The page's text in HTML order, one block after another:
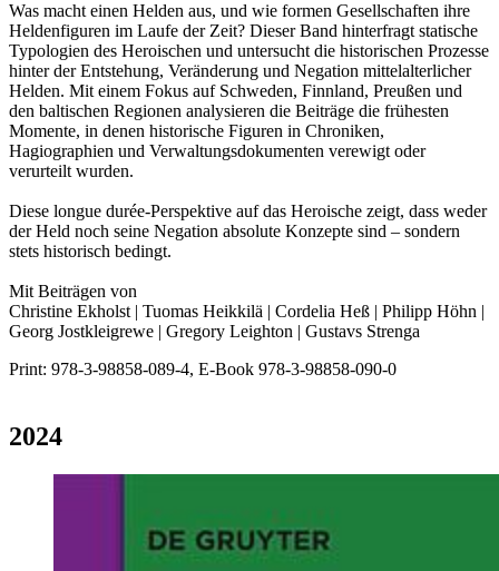
Was macht einen Helden aus, und wie formen Gesellschaften ihre
Heldenfiguren im Laufe der Zeit? Dieser Band hinterfragt statische
Typologien des Heroischen und untersucht die historischen Prozesse
hinter der Entstehung, Veränderung und Negation mittelalterlicher
Helden. Mit einem Fokus auf Schweden, Finnland, Preußen und
den baltischen Regionen analysieren die Beiträge die frühesten
Momente, in denen historische Figuren in Chroniken,
Hagiographien und Verwaltungsdokumenten verewigt oder
verurteilt wurden.
Diese longue durée-Perspektive auf das Heroische zeigt, dass weder
der Held noch seine Negation absolute Konzepte sind – sondern
stets historisch bedingt.
Mit Beiträgen von
Christine Ekholst | Tuomas Heikkilä | Cordelia Heß | Philipp Höhn |
Georg Jostkleigrewe | Gregory Leighton | Gustavs Strenga
Print: 978-3-98858-089-4, E-Book 978-3-98858-090-0
2024